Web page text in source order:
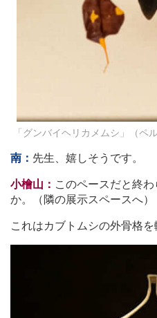
「グンバイヘリカメムシ」（ペル
南： 先生、嬉しそうです。
小檜山： このペースだと終
か。（隣の展示スペースへ）
これはカブトムシの外骨格を